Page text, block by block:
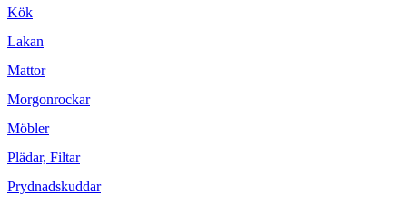
Kök
Lakan
Mattor
Morgonrockar
Möbler
Plädar, Filtar
Prydnadskuddar